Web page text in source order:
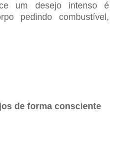
um desejo intenso é
pedindo combustível,
de forma consciente